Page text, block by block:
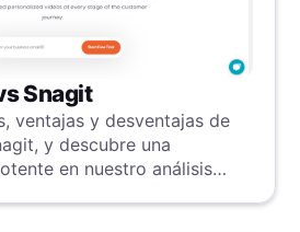
Snagit
ventajas y desventajas de
y descubre una
en nuestro análisis